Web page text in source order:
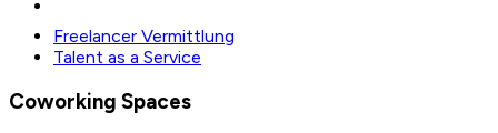
Freelancer Vermittlung
Talent as a Service
Coworking Spaces